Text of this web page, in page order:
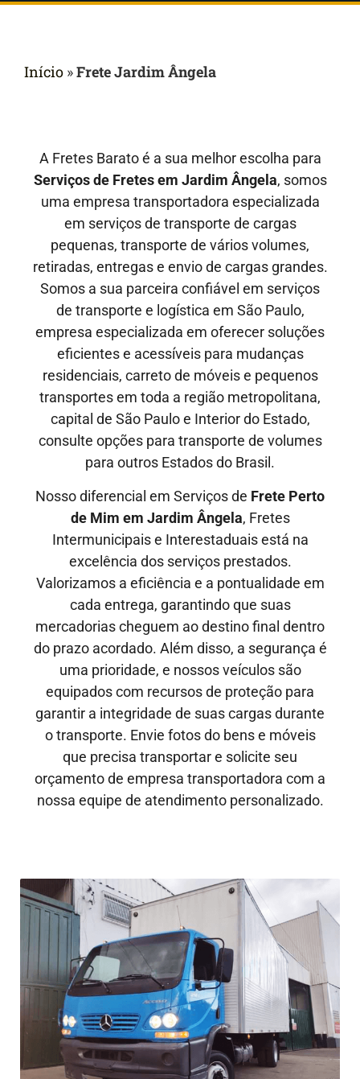
Início »Frete Jardim Ângela
A Fretes Barato é a sua melhor escolha para
Serviços de Fretes em Jardim Ângela, somos
uma empresa transportadora especializada
em serviços de transporte de cargas
pequenas, transporte de vários volumes,
retiradas, entregas e envio de cargas grandes.
Somos a sua parceira confiável em serviços
de transporte e logística em São Paulo,
empresa especializada em oferecer soluções
eficientes e acessíveis para mudanças
residenciais, carreto de móveis e pequenos
transportes em toda a região metropolitana,
capital de São Paulo e Interior do Estado,
consulte opções para transporte de volumes
para outros Estados do Brasil.
Nosso diferencial em Serviços de Frete Perto
de Mim em Jardim Ângela, Fretes
Intermunicipaise Interestaduaisestá na
excelência dos serviços prestados.
Valorizamos a eficiência e a pontualidade em
cada entrega, garantindo que suas
mercadorias cheguem ao destino final dentro
do prazo acordado. Além disso, a segurança é
uma prioridade, e nossos veículos são
equipados com recursos de proteção para
garantir a integridade de suas cargas durante
o transporte. Envie fotos do bens e móveis
que precisa transportar e solicite seu
orçamento de empresa transportadora com a
nossa equipe de atendimento personalizado.